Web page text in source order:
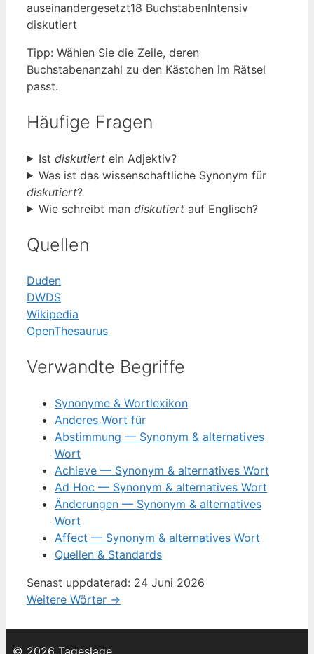
auseinandergesetzt18 BuchstabenIntensiv
diskutiert
Tipp: Wählen Sie die Zeile, deren
Buchstabenanzahl zu den Kästchen im Rätsel
passt.
Häufige Fragen
Ist diskutiertein Adjektiv?
Was ist das wissenschaftliche Synonym für
diskutiert?
Wie schreibt man diskutiertauf Englisch?
Quellen
Duden
DWDS
Wikipedia
OpenThesaurus
Verwandte Begriffe
Synonyme & Wortlexikon
Anderes Wort für
Abstimmung — Synonym & alternatives
Wort
Achieve — Synonym & alternatives Wort
Ad Hoc — Synonym & alternatives Wort
Änderungen — Synonym & alternatives
Wort
Affect — Synonym & alternatives Wort
Quellen & Standards
Senast uppdaterad: 24 Juni 2026
Weitere Wörter →
© 2026 Tageslage